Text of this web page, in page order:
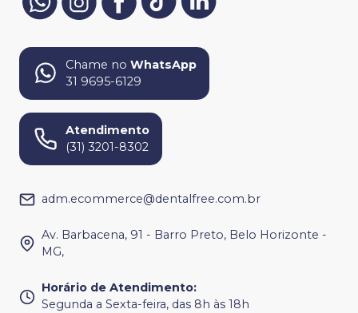
Chame no WhatsApp
31 9695-6129
Atendimento
(31) 3201-8302
adm.ecommerce@dentalfree.com.br
Av. Barbacena, 91 - Barro Preto, Belo Horizonte -
MG,
Horário de Atendimento:
Segunda a Sexta-feira, das 8h às 18h